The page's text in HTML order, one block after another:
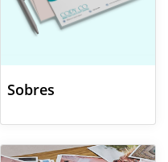
Sobres
Ver detalles Fotos